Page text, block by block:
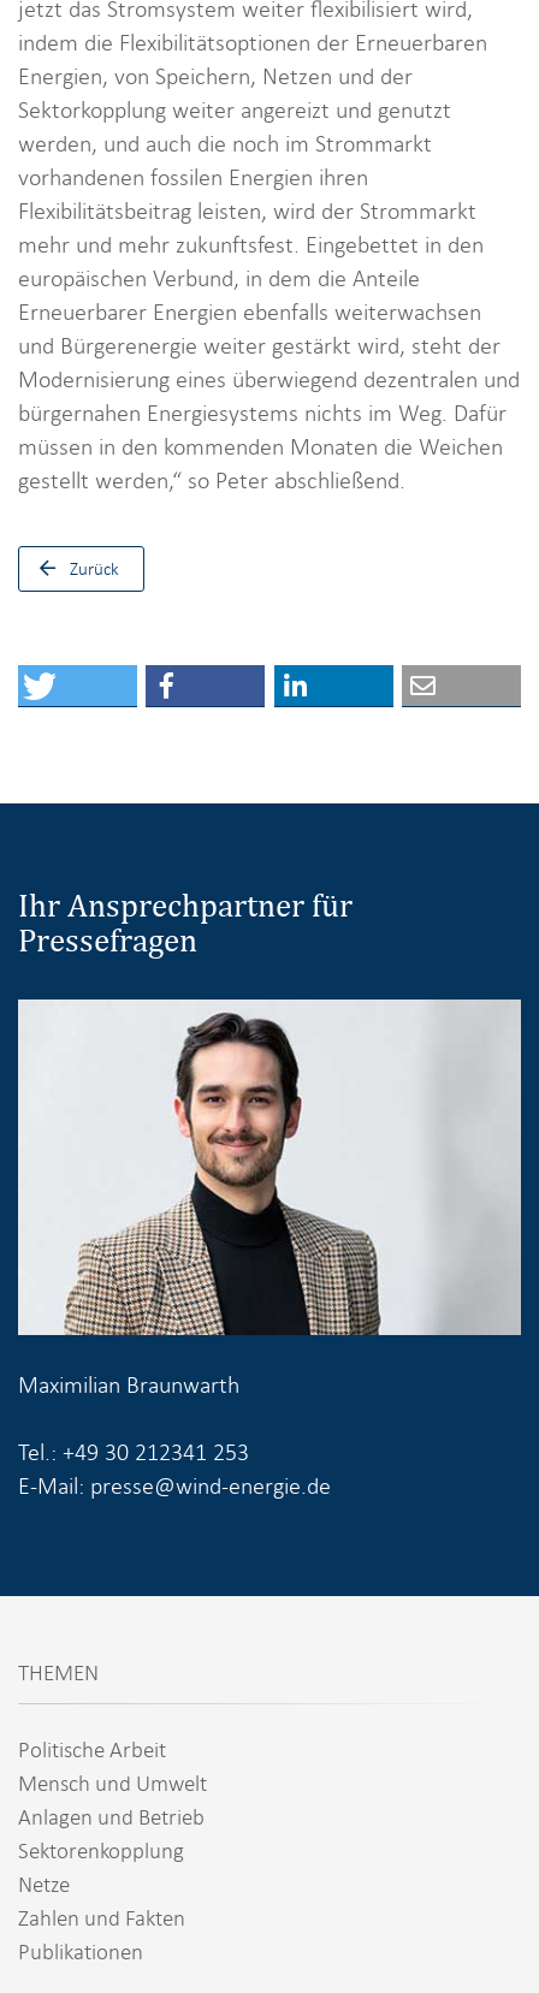
jetzt das Stromsystem weiter flexibilisiert wird,
indem die Flexibilitätsoptionen der Erneuerbaren
Energien, von Speichern, Netzen und der
Sektorkopplung weiter angereizt und genutzt
werden, und auch die noch im Strommarkt
vorhandenen fossilen Energien ihren
Flexibilitätsbeitrag leisten, wird der Strommarkt
mehr und mehr zukunftsfest. Eingebettet in den
europäischen Verbund, in dem die Anteile
Erneuerbarer Energien ebenfalls weiterwachsen
und Bürgerenergie weiter gestärkt wird, steht der
Modernisierung eines überwiegend dezentralen und
bürgernahen Energiesystems nichts im Weg. Dafür
müssen in den kommenden Monaten die Weichen
gestellt werden,“ so Peter abschließend.
Zurück
Ihr Ansprechpartner für
Pressefragen
Maximilian Braunwarth
Tel.: +49 30 212341 253
E-Mail: presse@wind-energie.de
THEMEN
Politische Arbeit
Mensch und Umwelt
Anlagen und Betrieb
Sektorenkopplung
Netze
Zahlen und Fakten
Publikationen